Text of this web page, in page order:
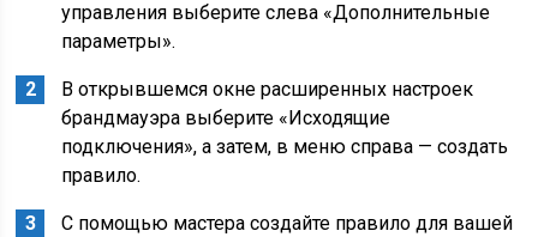
управления выберите слева «Дополнительные
параметры».
В открывшемся окне расширенных настроек
брандмауэра выберите «Исходящие
подключения», а затем, в меню справа — создать
правило.
С помощью мастера создайте правило для вашей